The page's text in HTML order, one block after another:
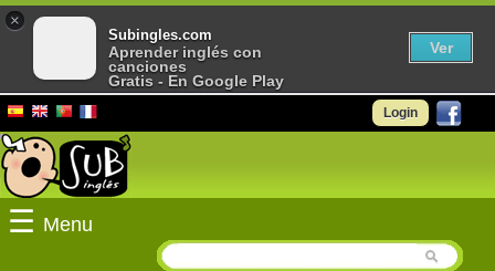
Login
☰ Menu
×
Subingles.com
Aprender inglés con
canciones
Gratis - En Google Play
Ver